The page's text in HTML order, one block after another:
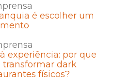
é escolher um
experiência: por que
transformar dark
físicos?